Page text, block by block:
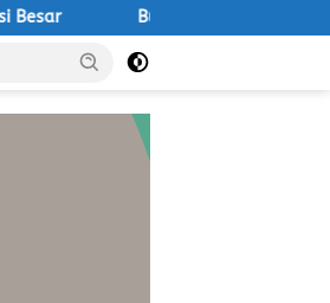
Bupati Banyuasin Hadiri Expo